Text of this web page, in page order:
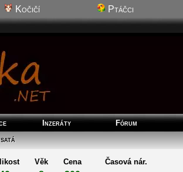
Kočičí Ptáčci
Inzeráty Fórum
Věk Cena Časová nár.